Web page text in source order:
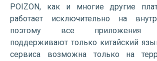
POIZON, как и многие другие
работает исключительно на
поэтому все приложения
поддерживают только китайский
сервиса возможна только на